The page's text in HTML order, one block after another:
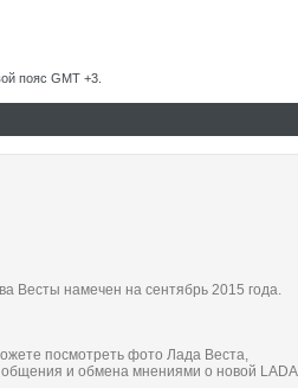
пояс GMT +3.
Весты намечен на сентябрь 2015 года.
посмотреть фото Лада Веста,
общения и обмена мнениями о новой LADA